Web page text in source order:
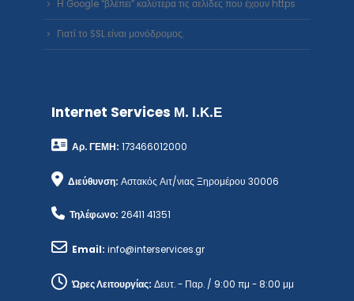
Η Google “βλέπει” καλύτερα τις σελίδες που έχουν https
Γιατί το SSL είναι μονόδρομος.
Internet Services Μ. Ι.Κ.Ε
Αρ. ΓΕΜΗ: 173466012000
Διεύθυνση: Αστακός Αιτ/νιας Ξηρομέρου 30006
Τηλέφωνο: 26411 41351
Email: info@interservices.gr
Ώρες Λειτουργίας: Δευτ. - Παρ. / 9:00 πμ - 8:00 μμ